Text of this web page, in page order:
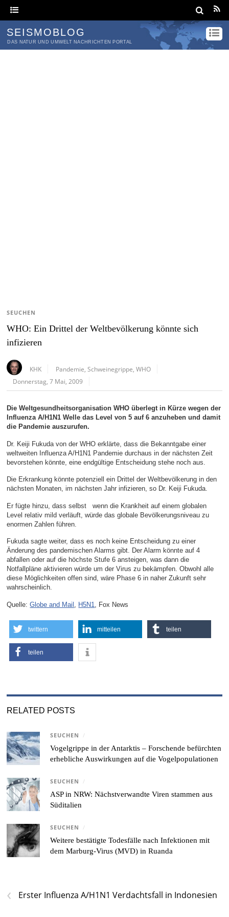
SEISMOBLOG
DAS NATUR UND UMWELT NACHRICHTEN PORTAL
SEUCHEN
WHO: Ein Drittel der Weltbevölkerung könnte sich
infizieren
KHK Pandemie ,Schweinegrippe ,WHO
Donnerstag, 7 Mai, 2009
Die Weltgesundheitsorganisation WHO überlegt in Kürze wegen der
Influenza A/H1N1 Welle das Level von 5 auf 6 anzuheben und damit
die Pandemie auszurufen.
Dr. Keiji Fukuda von der WHO erklärte, dass die Bekanntgabe einer
weltweiten Influenza A/H1N1 Pandemie durchaus in der nächsten Zeit
bevorstehen könnte, eine endgültige Entscheidung stehe noch aus.
Die Erkrankung könnte potenziell ein Drittel der Weltbevölkerung in den
nächsten Monaten, im nächsten Jahr infizieren, so Dr. Keiji Fukuda.
Er fügte hinzu, dass selbst wenn die Krankheit auf einem globalen
Level relativ mild verläuft, würde das globale Bevölkerungsniveau zu
enormen Zahlen führen.
Fukuda sagte weiter, dass es noch keine Entscheidung zu einer
Änderung des pandemischen Alarms gibt. Der Alarm könnte auf 4
abfallen oder auf die höchste Stufe 6 ansteigen, was dann die
Notfallpläne aktivieren würde um der Virus zu bekämpfen. Obwohl alle
diese Möglichkeiten offen sind, wäre Phase 6 in naher Zukunft sehr
wahrscheinlich.
Quelle:Globe and Mail , H5N1, Fox News
twittern mitteilen teilen
teilen
RELATED POSTS
SEUCHEN /
Vogelgrippe in der Antarktis – Forschende befürchten
erhebliche Auswirkungen auf die Vogelpopulationen
SEUCHEN /
ASP in NRW: Nächstverwandte Viren stammen aus
Süditalien
SEUCHEN /
Weitere bestätigte Todesfälle nach Infektionen mit
dem Marburg-Virus (MVD) in Ruanda
‹ Erster Influenza A/H1N1 Verdachtsfall in Indonesien